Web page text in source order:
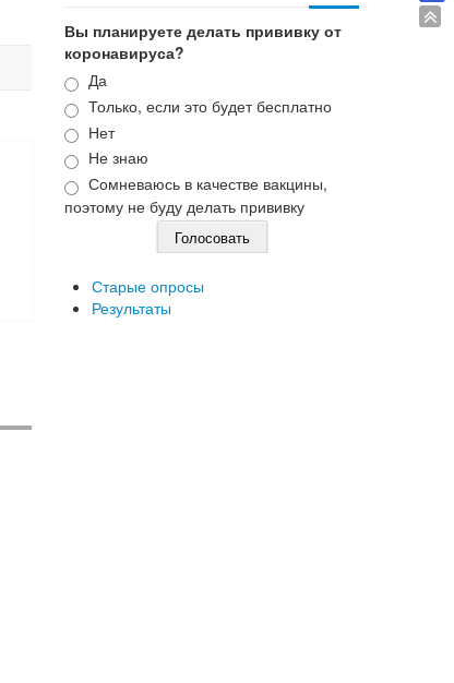
Вы планируете делать прививку от
коронавируса?
Варианты
Да
Только, если это будет бесплатно
Нет
Не знаю
Сомневаюсь в качестве вакцины,
поэтому не буду делать прививку
Старые опросы
Результаты